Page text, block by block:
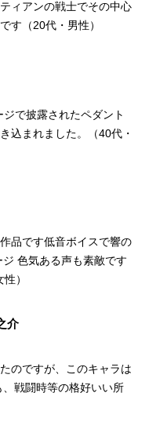
ィアンの戦士でその中心
す（20代・男性）
で披露されたペダント
込まれました。（40代・
品です低音ボイスで響の
色気ある声も素敵です
）
介
のですが、このキャラは
戦闘時等の格好いい所